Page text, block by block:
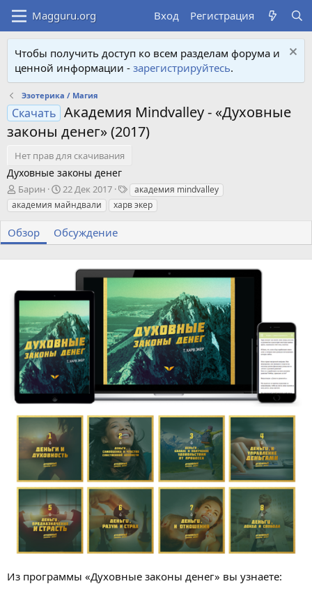
Вход Регистрация
Чтобы получить доступ ко всем разделам форума и
ценной информации - зарегистрируйтесь.
Эзотерика / Магия
Скачать Академия Mindvalley - «Духовные
законы денег» (2017)
Нет прав для скачивания
Духовные законы денег
А
в
т
о
р
Барин
Д
а
т
а
с
а
н
и
я
22 Дек 2017
Т
е
г
академия mindvalley
академия майндвали
харв экер
Обзор Обсуждение
Из программы «Духовные законы денег» вы узнаете: